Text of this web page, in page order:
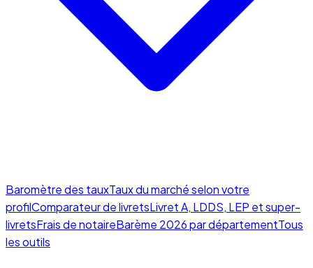
Baromètre des tauxTaux du marché selon votre
profilComparateur de livretsLivret A, LDDS, LEP et super-
livretsFrais de notaireBarème 2026 par départementTous
les outils